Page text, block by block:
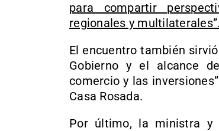
para compartir
regionales y multilaterales”.
El encuentro también
Gobierno y el alcance
comercio y las
Casa Rosada.
Por último, la ministra y